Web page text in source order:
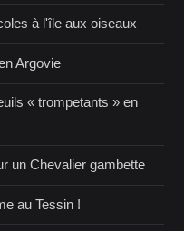
à l'île aux oiseaux
Argovie
« trompetants » en
un Chevalier gambette
au Tessin !